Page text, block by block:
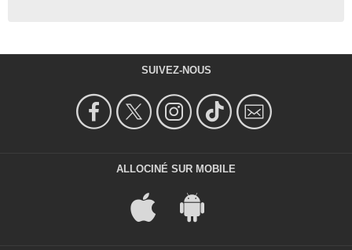
SUIVEZ-NOUS
ALLOCINÉ SUR MOBILE